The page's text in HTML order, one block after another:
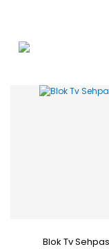
Blok Tv